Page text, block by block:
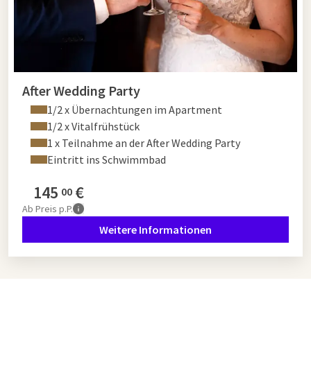
After Wedding Party
1/2 x Übernachtungen im Apartment
1/2 x Vitalfrühstück
1 x Teilnahme an der After Wedding Party
Eintritt ins Schwimmbad
145 00 €
Ab Preis p.P.
Weitere Informationen